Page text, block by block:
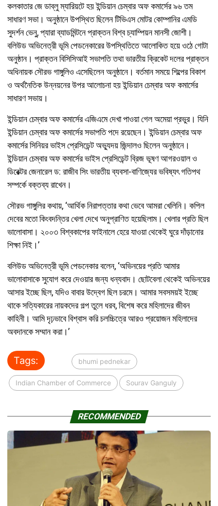
কলকাতার জে ডাব্লু ম্যারিয়টে হয় ইন্ডিয়ান চেম্বার অফ কমার্সের ৯৬ তম
সাধারণ সভা। অনুষ্ঠানে উপস্থিত ছিলেন টিভিএস মোটর কোম্পানির এমডি
সুদর্শন ভেনু, প্যারা ব্যাডমিন্টনে প্রাক্তন বিশ্ব চ্যাম্পিয়ন মানসী জোশী।
বলিউড অভিনেত্রী ভূমি পেডনেকারের উপস্থিতিতে আলোকিত হয়ে ওঠে গোটা
অনুষ্ঠান। প্রাক্তন বিসিসিআই সভাপতি তথা ভারতীয় ক্রিকেট দলের প্রাক্তন
অধিনায়ক সৌরভ গাঙ্গুলিও এসেছিলেন অনুষ্ঠানে। বর্তমান সময়ে শিল্পের বিকাশ
ও অর্থনৈতিক উন্নয়নের উপর আলোচনা হয় ইন্ডিয়ান চেম্বার অফ কমার্সের
সাধারণ সভায়।
ইন্ডিয়ান চেম্বার অফ কমার্সের এজিএমে দেখা পাওয়া গেল অমেয়া প্রভুর। যিনি
ইন্ডিয়ান চেম্বার অফ কমার্সের সভাপতি পদে রয়েছেন। ইন্ডিয়ান চেম্বার অফ
কমার্সের সিনিয়র ভাইস প্রেসিডেন্ট অভ্যুদয় জিন্দালও ছিলেন অনুষ্ঠানে।
ইন্ডিয়ান চেম্বার অফ কমার্সের ভাইস প্রেসিডেন্ট ব্রিজ ভূষণ আগরওয়াল ও
ডিরেক্টর জেনারেল ড: রাজীব সিং ভারতীয় ব্যবসা-বাণিজ্যের ভবিষ্যৎ গতিপথ
সম্পর্কে বক্তব্য রাখেন।
সৌরভ গাঙ্গুলির কথায়, ‘আর্থিক নিরাপত্তার কথা ভেবে আমরা খেলিনি। কপিল
দেবের মতো কিংবদন্তির খেলা দেখে অনুপ্রাণিত হয়েছিলাম। খেলার প্রতি ছিল
ভালোবাসা। ২০০৩ বিশ্বকাপের ফাইনালে হেরে যাওয়া থেকেই ঘুরে দাঁড়ানোর
শিক্ষা নিই।’
বলিউড অভিনেত্রী ভূমি পেডনেকার বলেন, ‘অভিনয়ের প্রতি আমার
ভালোবাসাকে সুযোগ করে দেওয়ার জন্য ধন্যবাদ। ছোটবেলা থেকেই অভিনয়ের
আসার ইচ্ছে ছিল, যদিও বাবার উদ্বেগ ছিল চরমে। আমার সবসময়ই ইচ্ছে
থাকে সত্যিকারের নায়কদের গল্প তুলে ধরব, বিশেষ করে মহিলাদের জীবন
কাহিনী। আমি দৃঢ়ভাবে বিশ্বাস করি চলচ্চিত্রে আরও প্রয়োজন মহিলাদের
অবদানকে সম্মান করা।’
Tags: bhumi pednekar
Indian Chamber of Commerce Sourav Ganguly
RECOMMENDED